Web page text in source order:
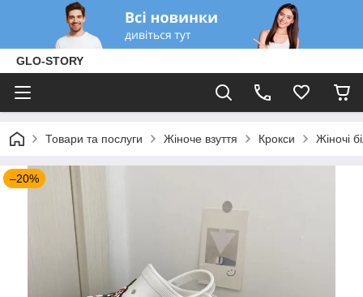
GLO-STORY
Товари та послуги Жіноче взуття Крокси Жіночі
–20%